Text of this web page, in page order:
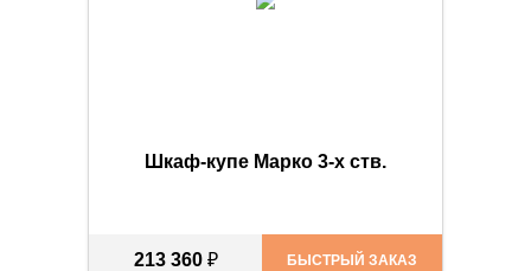
Шкаф-купе Марко 3-х ств.
213 360 ₽ БЫСТРЫЙ ЗАКАЗ